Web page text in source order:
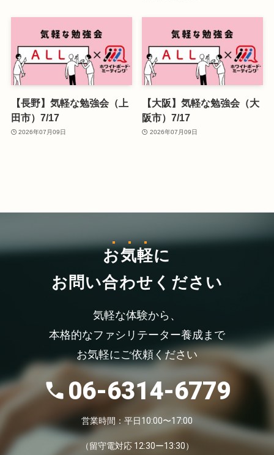
【長野】気軽な勉強会（上
田市）7/17
2026年07月09日
【大阪】気軽な勉強会（大
阪市）7/17
2026年07月09日
お気軽に
お問い合わせください
気軽な体験から、
本格的なファシリテーター養成まで
お気軽にご依頼ください
06-6314-6779
営業時間：平日10:00〜17:00
（留守電対応 12:30ー13:30）